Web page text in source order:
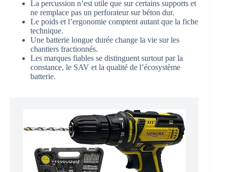
La percussion n’est utile que sur certains supports et
ne remplace pas un perforateur sur béton dur.
Le poids et l’ergonomie comptent autant que la fiche
technique.
Une batterie longue durée change la vie sur les
chantiers fractionnés.
Les marques fiables se distinguent surtout par la
constance, le SAV et la qualité de l’écosystème
batterie.